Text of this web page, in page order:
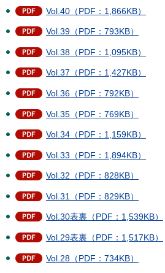
Vol.40（PDF：1,866KB）
Vol.39（PDF：793KB）
Vol.38（PDF：1,095KB）
Vol.37（PDF：1,427KB）
Vol.36（PDF：792KB）
Vol.35（PDF：769KB）
Vol.34（PDF：1,159KB）
Vol.33（PDF：1,894KB）
Vol.32（PDF：828KB）
Vol.31（PDF：829KB）
Vol.30表裏（PDF：1,539KB）
Vol.29表裏（PDF：1,517KB）
Vol.28（PDF：734KB）